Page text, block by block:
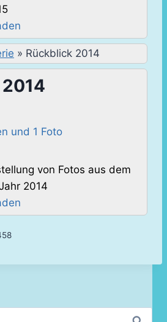
» Rückblick 2014
und 1 Foto
von Fotos aus dem
2014